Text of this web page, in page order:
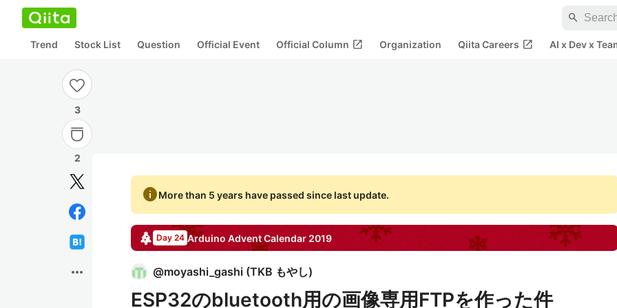
search
Trend Stock List Question Official Event Official Column open_in_new Organization Qiita Careers open_in_new AI x Dev x
3
2
more_horiz
infoMore than 5 years have passed since last update.
Day 24 Arduino Advent Calendar 2019
@moyashi_gashi (TKB もやし)
ESP32のbluetooth用の画像専用FTPを作った件